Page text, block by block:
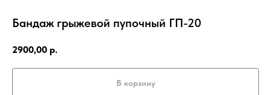
Бандаж грыжевой пупочный ГП-20
2900,00 р.
В корзину